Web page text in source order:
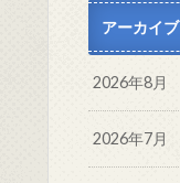
アーカイブ
2026年8月
2026年7月